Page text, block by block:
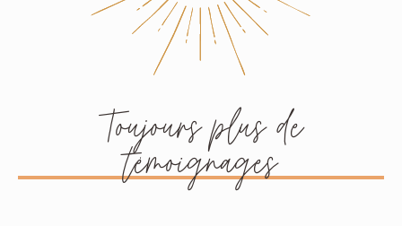
Toujours plus de
témoignages